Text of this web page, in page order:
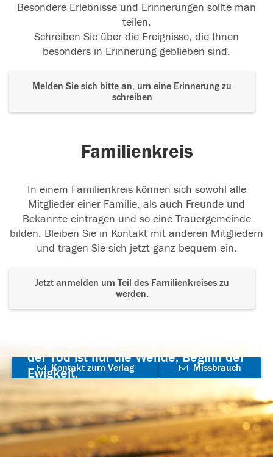
Besondere Erlebnisse und Erinnerungen sollte man
teilen.
Schreiben Sie über die Ereignisse, die Ihnen
besonders in Erinnerung geblieben sind.
Melden Sie sich bitte an, um eine Erinnerung zu
schreiben
Familienkreis
In einem Familienkreis können sich sowohl alle
Mitglieder einer Familie, als auch Freunde und
Bekannte eintragen und so eine Trauergemeinde
bilden. Bleiben Sie in Kontakt mit anderen Mitgliedern
und tragen Sie sich jetzt ganz bequem ein.
Jetzt anmelden um Teil des Familienkreises zu
werden.
der Tod ist nur die Wende, Beginn der
Ewigkeit.
Kontakt zum Verlag
aufnehmen
Missbrauch